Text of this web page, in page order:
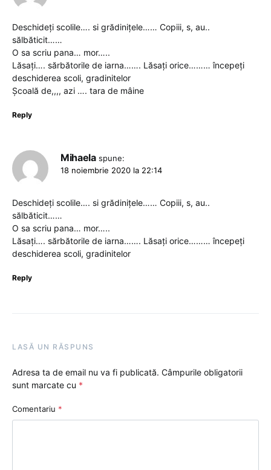
Deschideți scolile…. si grădinițele…… Copiii, s, au..
sălbăticit……
O sa scriu pana… mor…..
Lăsați…. sărbătorile de iarna……. Lăsați orice……… începeți
deschiderea scoli, gradinitelor
Școală de,,,, azi …. tara de mâine
Reply
Mihaela spune:
18 noiembrie 2020 la 22:14
Deschideți scolile…. si grădinițele…… Copiii, s, au..
sălbăticit……
O sa scriu pana… mor…..
Lăsați…. sărbătorile de iarna……. Lăsați orice……… începeți
deschiderea scoli, gradinitelor
Reply
LASĂ UN RĂSPUNS
Adresa ta de email nu va fi publicată. Câmpurile obligatorii
sunt marcate cu *
Comentariu *